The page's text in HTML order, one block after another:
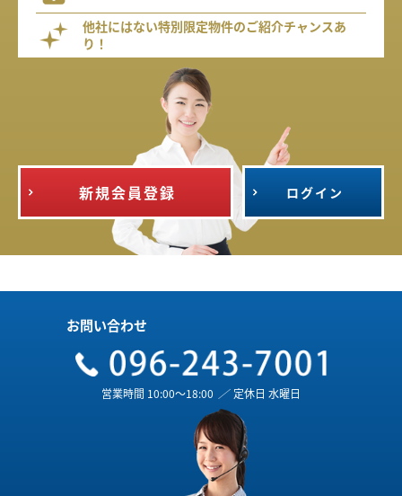
他社にはない特別限定物件のご紹介チャンスあ
り！
新規会員登録 ログイン
お問い合わせ
営業時間 10:00～18:00 ／ 定休日 水曜日